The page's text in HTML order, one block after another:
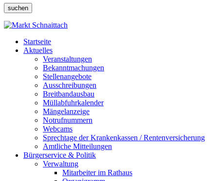
suchen
Startseite
Aktuelles
Veranstaltungen
Bekanntmachungen
Stellenangebote
Ausschreibungen
Breitbandausbau
Müllabfuhrkalender
Mängelanzeige
Notrufnummern
Webcams
Sprechtage der Krankenkassen / Rentenversicherung
Amtliche Mitteilungen
Bürgerservice & Politik
Verwaltung
Mitarbeiter im Rathaus